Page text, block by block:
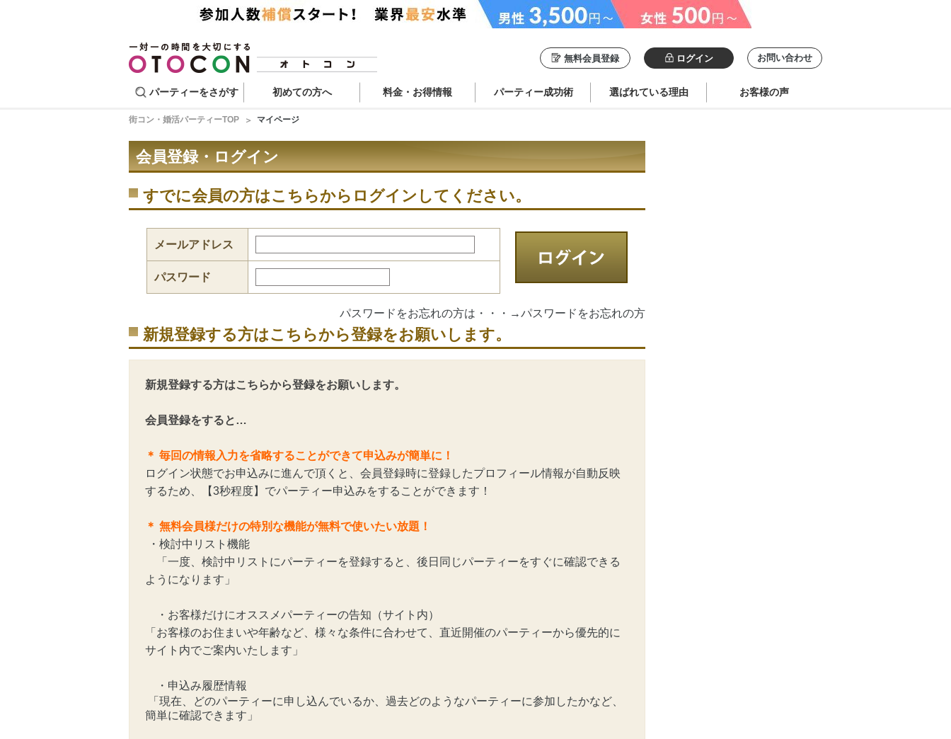
無料会員登録 ログイン お問い合わせ
パーティーをさがす 初めての方へ 料金・お得情報 パーティー成功術 選ばれている理由 お客様の声
街コン・婚活パーティーTOP マイページ
会員登録・ログイン
すでに会員の方はこちらからログインしてください。
メールアドレス
パスワード
パスワードをお忘れの方は・・・→パスワードをお忘れの方
新規登録する方はこちらから登録をお願いします。
新規登録する方はこちらから登録をお願いします。
会員登録をすると…
＊ 毎回の情報入力を省略することができて申込みが簡単に！
ログイン状態でお申込みに進んで頂くと、会員登録時に登録したプロフィール情報が自動反映
するため、【3秒程度】でパーティー申込みをすることができます！
＊ 無料会員様だけの特別な機能が無料で使いたい放題！
・検討中リスト機能
「一度、検討中リストにパーティーを登録すると、後日同じパーティーをすぐに確認できる
ようになります」
・お客様だけにオススメパーティーの告知（サイト内）
「お客様のお住まいや年齢など、様々な条件に合わせて、直近開催のパーティーから優先的に
サイト内でご案内いたします」
・申込み履歴情報
「現在、どのパーティーに申し込んでいるか、過去どのようなパーティーに参加したかなど、
簡単に確認できます」